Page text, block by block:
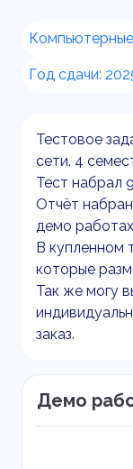
Год сдачи:
Тестовое
сети. 4
Тест набрал
Отчёт
демо
В купленном
которые
Так же могу
заказ.
Демо